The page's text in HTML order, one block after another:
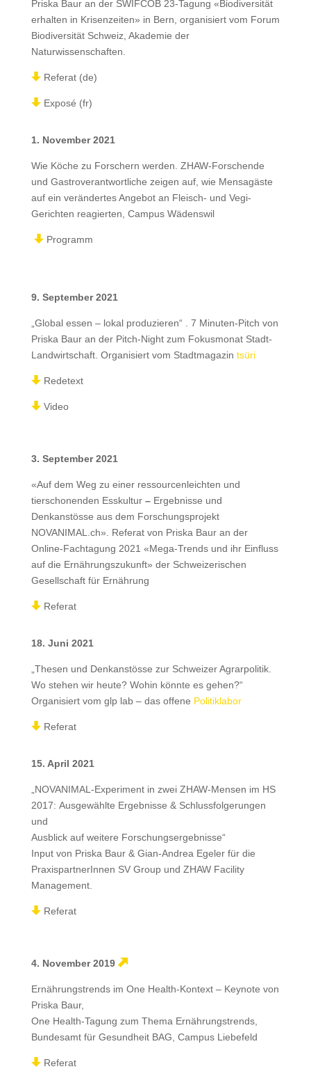
Priska Baur an der SWIFCOB 23-Tagung «Biodiversität
erhalten in Krisenzeiten» in Bern, organisiert vom Forum
Biodiversität Schweiz, Akademie der
Naturwissenschaften.
Referat (de)
Exposé (fr)
1. November 2021
Wie Köche zu Forschern werden. ZHAW-Forschende
und Gastroverantwortliche zeigen auf, wie Mensagäste
auf ein verändertes Angebot an Fleisch- und Vegi-
Gerichten reagierten, Campus Wädenswil
Programm
9. September 2021
„Global essen – lokal produzieren“ . 7 Minuten-Pitch von
Priska Baur an der Pitch-Night zum Fokusmonat Stadt-
Landwirtschaft. Organisiert vom Stadtmagazin tsüri
Redetext
Video
3. September 2021
«Auf dem Weg zu einer ressourcenleichten und
tierschonenden Esskultur– Ergebnisse und
Denkanstösse aus dem Forschungsprojekt
NOVANIMAL.ch». Referat von Priska Baur an der
Online-Fachtagung 2021 «Mega-Trends und ihr Einfluss
auf die Ernährungszukunft» der Schweizerischen
Gesellschaft für Ernährung
Referat
18. Juni 2021
„Thesen und Denkanstösse zur Schweizer Agrarpolitik.
Wo stehen wir heute? Wohin könnte es gehen?“
Organisiert vom glp lab – das offene Politiklabor
Referat
15. April 2021
„NOVANIMAL-Experiment in zwei ZHAW-Mensen im HS
2017: Ausgewählte Ergebnisse & Schlussfolgerungen
und
Ausblick auf weitere Forschungsergebnisse“
Input von Priska Baur & Gian-Andrea Egeler für die
PraxispartnerInnen SV Group und ZHAW Facility
Management.
Referat
4. November 2019
Ernährungstrends im One Health-Kontext – Keynote von
Priska Baur,
One Health-Tagung zum Thema Ernährungstrends,
Bundesamt für Gesundheit BAG, Campus Liebefeld
Referat